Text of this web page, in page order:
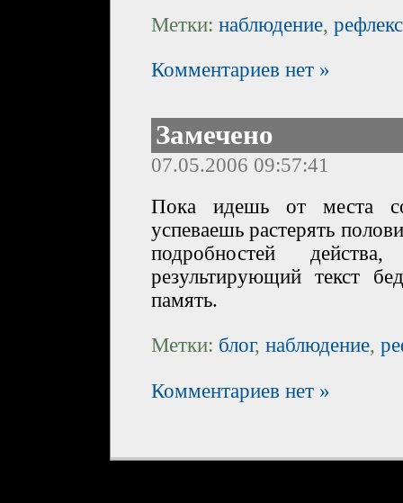
Метки: наблюдение,
Комментариев нет »
Замечено
07.05.2006 09:57:41
Пока идешь от места
успеваешь растерять
подробностей
результирующий текст
память.
Метки: блог, наблюдение,
Комментариев нет »